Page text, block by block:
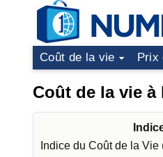
Coût de la vie Prix
Coût de la vie
Indice du Coût de la